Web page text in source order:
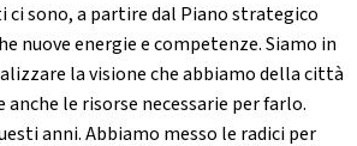
ci sono, a partire dal Piano strategico
nuove energie e competenze. Siamo in
la visione che abbiamo della città
le risorse necessarie per farlo.
anni. Abbiamo messo le radici per